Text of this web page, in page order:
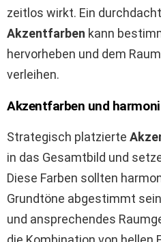
zeitlos wirkt. Ein
Akzentfarben kann
hervorheben und dem
verleihen.
Akzentfarben und
Strategisch platzierte
in das Gesamtbild und
Diese Farben sollten
Grundtöne abgestimmt
und ansprechendes